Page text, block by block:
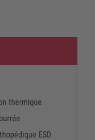
thermique
ESD